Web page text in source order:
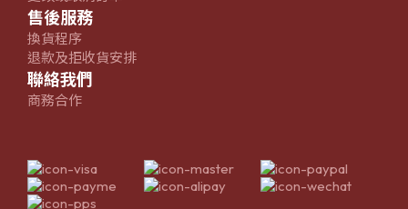
售後服務
換貨程序
退款及拒收貨安排
聯絡我們
商務合作